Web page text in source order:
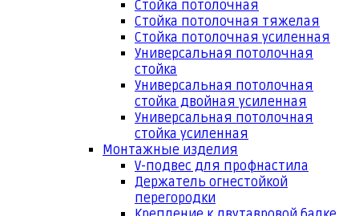
Стойка потолочная
Стойка потолочная тяжелая
Стойка потолочная усиленная
Универсальная потолочная
стойка
Универсальная потолочная
стойка двойная усиленная
Универсальная потолочная
стойка усиленная
Монтажные изделия
V-подвес для профнастила
Держатель огнестойкой
перегородки